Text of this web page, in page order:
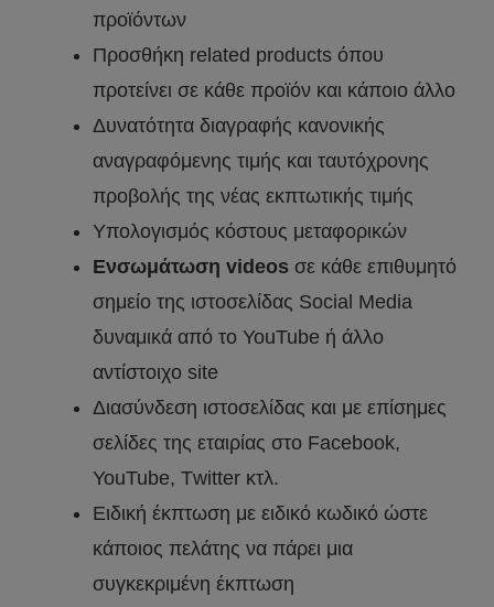
προϊόντων
Προσθήκη related products όπου
προτείνει σε κάθε προϊόν και κάποιο άλλο
Δυνατότητα διαγραφής κανονικής
αναγραφόμενης τιμής και ταυτόχρονης
προβολής της νέας εκπτωτικής τιμής
Yπολογισμός κόστους μεταφορικών
Ενσωμάτωση videos σε κάθε επιθυμητό
σημείο της ιστοσελίδας Social Media
δυναμικά από το YouTube ή άλλο
αντίστοιχο site
Διασύνδεση ιστοσελίδας και με επίσημες
σελίδες της εταιρίας στο Facebook,
YouTube, Τwitter κτλ.
Ειδική έκπτωση με ειδικό κωδικό ώστε
κάποιος πελάτης να πάρει μια
συγκεκριμένη έκπτωση